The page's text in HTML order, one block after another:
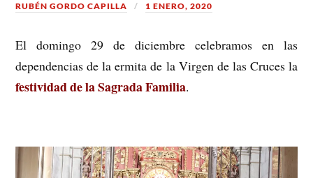
RUBÉN GORDO CAPILLA 1 ENERO, 2020
El domingo 29 de diciembre celebramos en las
dependencias de la ermita de la Virgen de las Cruces la
festividad de la Sagrada Familia.